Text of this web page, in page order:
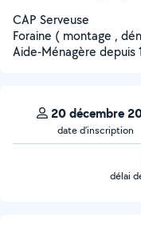
CAP Serveuse
Foraine ( montage ,
Aide-Ménagère depuis
20 décembre
date d’inscription
délai